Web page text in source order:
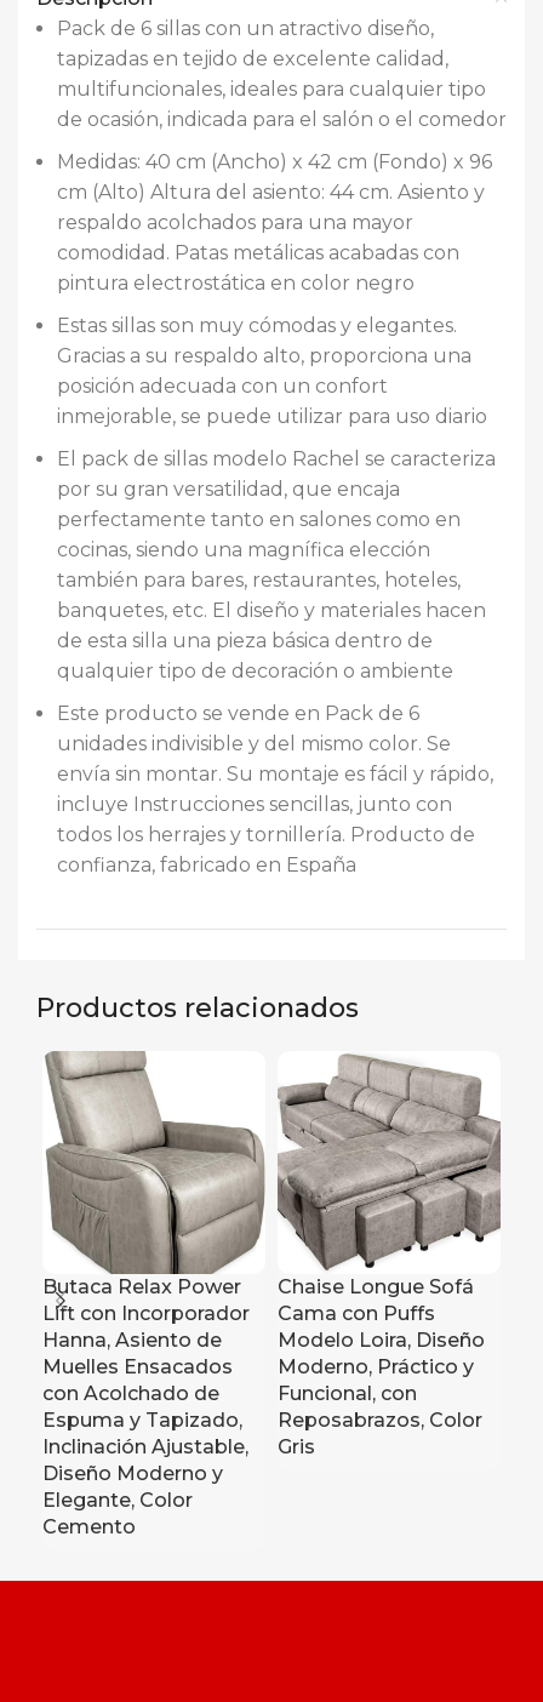
Pack de 6 sillas con un atractivo diseño,
tapizadas en tejido de excelente calidad,
multifuncionales, ideales para cualquier tipo
de ocasión, indicada para el salón o el comedor
Medidas: 40 cm (Ancho) x 42 cm (Fondo) x 96
cm (Alto) Altura del asiento: 44 cm. Asiento y
respaldo acolchados para una mayor
comodidad. Patas metálicas acabadas con
pintura electrostática en color negro
Estas sillas son muy cómodas y elegantes.
Gracias a su respaldo alto, proporciona una
posición adecuada con un confort
inmejorable, se puede utilizar para uso diario
El pack de sillas modelo Rachel se caracteriza
por su gran versatilidad, que encaja
perfectamente tanto en salones como en
cocinas, siendo una magnífica elección
también para bares, restaurantes, hoteles,
banquetes, etc. El diseño y materiales hacen
de esta silla una pieza básica dentro de
qualquier tipo de decoración o ambiente
Este producto se vende en Pack de 6
unidades indivisible y del mismo color. Se
envía sin montar. Su montaje es fácil y rápido,
incluye Instrucciones sencillas, junto con
todos los herrajes y tornillería. Producto de
confianza, fabricado en España
Productos relacionados
Butaca Relax Power
Lift con Incorporador
Hanna, Asiento de
Muelles Ensacados
con Acolchado de
Espuma y Tapizado,
Inclinación Ajustable,
Diseño Moderno y
Elegante, Color
Cemento
Chaise Longue Sofá
Cama con Puffs
Modelo Loira, Diseño
Moderno, Práctico y
Funcional, con
Reposabrazos, Color
Gris